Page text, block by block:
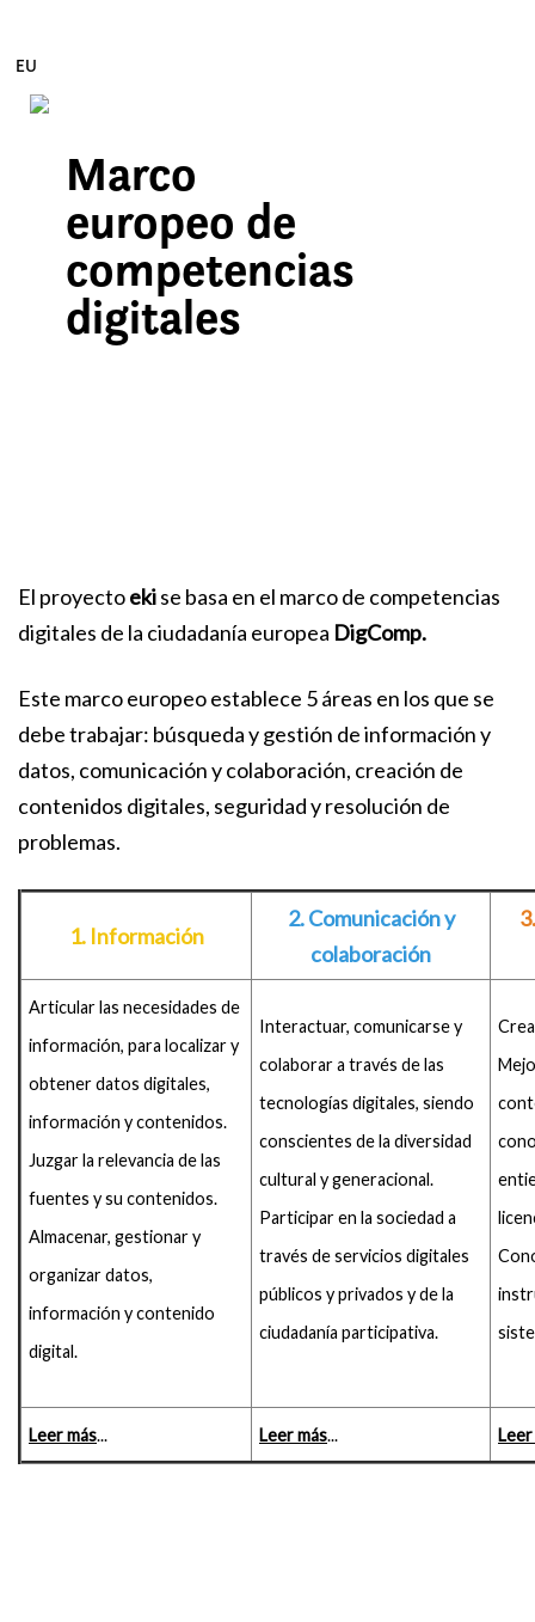
Edukira zuzenean joan
EU
Marco
europeo de
competencias
digitales
El proyectoekise basa en el marco de competencias
digitales de la ciudadanía europea DigComp.
Este marco europeo establece 5 áreas en los que se
debe trabajar: búsqueda y gestión de información y
datos, comunicación y colaboración, creación de
contenidos digitales, seguridad y resolución de
problemas.
1. Información
2. Comunicación y
colaboración
Articular las necesidades de
información, para localizar y
obtener datos digitales,
información y contenidos.
Juzgar la relevancia de las
fuentes y su contenidos.
Almacenar, gestionar y
organizar datos,
información y contenido
digital.
Interactuar, comunicarse y
colaborar a través de las
tecnologías digitales, siendo
conscientes de la diversidad
cultural y generacional.
Participar en la sociedad a
través de servicios digitales
públicos y privados y de la
ciudadanía participativa.
Leer más... Leer más... Leer